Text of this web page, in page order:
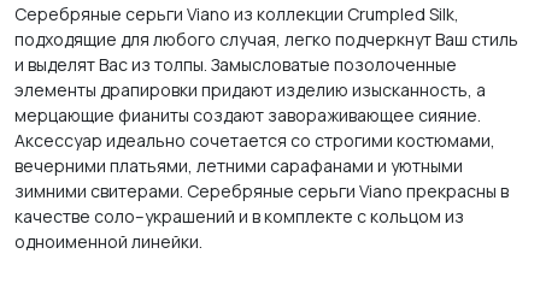
Серебряные серьги Viano из коллекции Crumpled Silk,
подходящие для любого случая, легко подчеркнут Ваш стиль
и выделят Вас из толпы. Замысловатые позолоченные
элементы драпировки придают изделию изысканность, а
мерцающие фианиты создают завораживающее сияние.
Аксессуар идеально сочетается со строгими костюмами,
вечерними платьями, летними сарафанами и уютными
зимними свитерами. Серебряные серьги Viano прекрасны в
качестве соло–украшений и в комплекте с кольцом из
одноименной линейки.